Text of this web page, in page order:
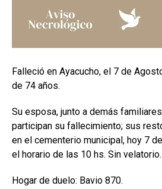
Falleció en Ayacucho, el 7 de
de 74 años.
Su esposa, junto a demás
participan su fallecimiento; sus
en el cementerio municipal, hoy 7
el horario de las 10 hs. Sin velatorio.
Hogar de duelo: Bavio 870.